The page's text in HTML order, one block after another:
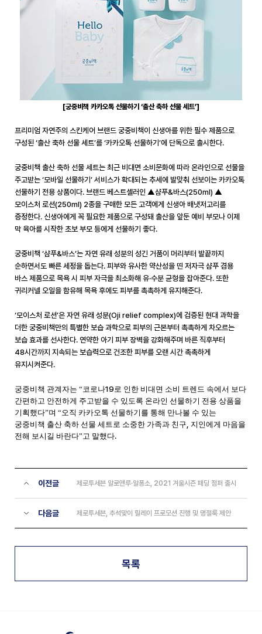
[궁중비책 카카오톡 선물하기 ‘출산 축하 선물 세트’]
프리미엄 자연주의 스킨케어 브랜드 궁중비책이 신생아를 위한 필수 제품으로
구성된 ‘출산 축하 선물 세트’를 ‘카카오톡 선물하기’에 단독으로 출시한다.
궁중비책 출산 축하 선물 세트는 최근 비대면 소비문화에 따라 온라인으로 선물을
주고받는 ‘모바일 선물하기’ 서비스가 확대되는 추세에 발맞춰 선보이는 카카오톡
선물하기 전용 상품이다. 브랜드 베스트셀러인 ▲샴푸&바스(250ml) ▲
모이스처 로션(250ml) 2종을 구매한 모든 고객에게 신생아 배냇저고리를
증정한다. 신생아에게 꼭 필요한 제품으로 구성돼 출산을 앞둔 예비 부모나 이제
막 육아를 시작한 초보 부모 등에게 선물하기 좋다.
궁중비책 ‘샴푸&바스’는 자연 유래 성분의 성긴 거품이 머리부터 발끝까지
순하면서도 빠른 세정을 돕는다. 피부와 유사한 약산성을 띤 저자극 샴푸 겸용
바스 제품으로 목욕 시 피부 자극을 최소화해 유·수분 균형을 잡아준다. 또한
귀리커넬 오일을 함유해 목욕 후에도 피부를 촉촉하게 유지해준다.
‘모이스처 로션’은 자연 유래 성분(Oji relief complex)에 검증된 현대 과학을
더한 궁중비책만의 특별한 보습 과학으로 피부의 근본부터 촉촉하게 차오르는
보습 효과를 선사한다. 연약한 아기 피부 장벽을 강화해주며 바른 직후부터
48시간까지 지속되는 보습력으로 건조한 피부를 오랜 시간 촉촉하게
유지시켜준다.
궁중비책 관계자는 “코로나19로 인한 비대면 소비 트렌드 속에서 보다
간편하고 안전하게 주고받을 수 있도록 온라인 선물하기 전용 상품을
기획했다”며 “오직 카카오톡 선물하기를 통해 만나볼 수 있는
궁중비책 출산 축하 선물 세트로 소중한 가족과 친구 지인에게 마음을
전해 보시길 바란다”고 말했다.
이전글 제로투세븐 알로앤루·알퐁소, 2021 겨울시즌 패딩 점퍼 출시
다음글 제로투세븐, 추석맞이 릴레이 프로모션 진행 및 명절룩 제안
목록